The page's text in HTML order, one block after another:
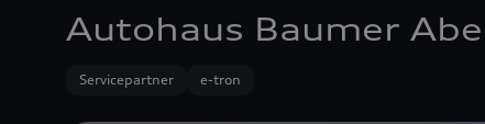
Autohaus Baumer
Servicepartner e-tron